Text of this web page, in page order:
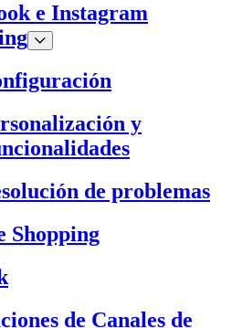
e Instagram
y
de problemas
Shopping
de Canales de